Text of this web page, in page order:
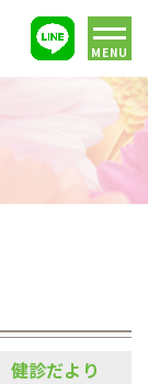
MENU
健診だより